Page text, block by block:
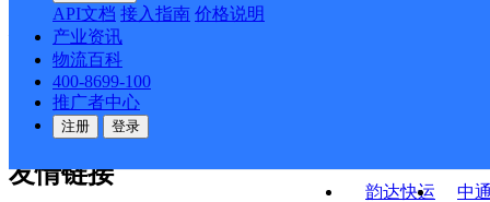
API文档 接入指南 价格说明
产业资讯
物流百科
400-8699-100
推广者中心
注册 登录
韵达快运
中
关于我们
公司介绍 企业动态
合作伙伴 快递鸟接口服务协议
户隐私政策
友情链接